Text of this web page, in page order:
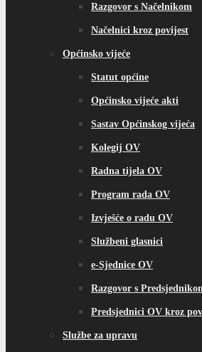
Razgovor s Načelnikom
Načelnici kroz povijest
Općinsko vijeće
Statut općine
Općinsko vijeće akti
Sastav Općinskog vijeća
Kolegij OV
Radna tijela OV
Program rada OV
Izvješće o radu OV
Službeni glasnici
e-Sjednice OV
Razgovor s
Predsjednici OV kroz
Službe za upravu